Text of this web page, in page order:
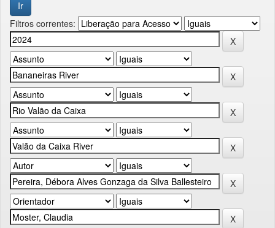
Filtros correntes: